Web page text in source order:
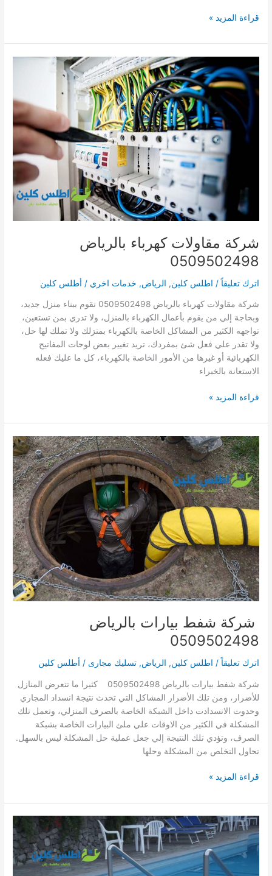
شركة
سباكه
بالرياض
0509502498
قراءة المزيد »
شركة مقاولات كهرباء بالرياض
0509502498
اترك تعليقاً / اطلس كلين, الرياض, خدمات اخري / أطلس كلين
شركة مقاولات كهرباء بالرياض 0509502498 تقوم ببناء منزل جديد،
وبحاجة إلي من يقوم بأعمال الكهرباء بالمنزل، ولا تدري بمن تستعين،
تواجهه الكثير من المشاكل الخاصة بالكهرباء بمنزلك ولا تملك لها حل،
ولا تقدر علي فعل شئ بمفردك، تريد تغيير بعض لوحات المفاتيح
الكهربائية أو غيرها من الأمور الخاصة بالكهرباء، كل ما عليك فعله
الاستعانة بالخبراء
شركة
كهرباء
بالرياض
0509502498
قراءة المزيد »
شركة شفط بيارات بالرياض
0509502498
اترك تعليقاً / اطلس كلين, الرياض,تسليك مجارى / أطلس كلين
شركة شفط بيارات بالرياض 0509502498 كثيرا ما تتعرض المنازل
للأضرار، ومن تلك الأضرار المشاكل التي تحدث نتيجة انسداد المجاري
وحدوث الانسدادت داخل الشبكة الخاصة بالصرف المنزلي، وتعمل تلك
المشكلة في الكثير من الاوقات علي ملئ البيارات الخاصة بشبكة
الصرف، وتؤدي تلك النتيجة إلي جعل عملية حل المشكلة ليس بالسهل.
تحاول التخلص من المشكلة وحلها
شفط
بيارات
بالرياض
0509502498
قراءة المزيد »